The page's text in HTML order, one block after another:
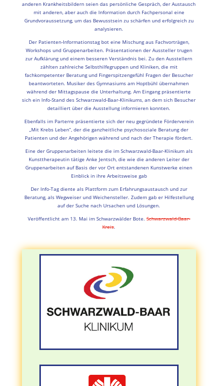
anderen Krankheitsbildern seien das persönliche Gespräch, der Austausch
mit anderen, aber auch die Information durch Fachpersonal eine
Grundvoraussetzung, um das Bewusstsein zu schärfen und erfolgreich zu
analysieren.
Der Patienten-Informationstag bot eine Mischung aus Fachvorträgen,
Workshops und Gruppenarbeiten. Präsentationen der Aussteller trugen
zur Aufklärung und einem besseren Verständnis bei. Zu den Ausstellern
zählten zahlreiche Selbsthilfegruppen und Kliniken, die mit
fachkompetenter Beratung und Fingerspitzengefühl Fragen der Besucher
beantworteten. Musiker des Gymnasiums am Hoptbühl übernahmen
während der Mittagspause die Unterhaltung. Am Eingang präsentierte
sich ein Info-Stand des Schwarzwald-Baar-Klinikums, an dem sich Besucher
detailliert über die Ausstellung informieren konnten.
Ebenfalls im Parterre präsentierte sich der neu gegründete Förderverein
„Mit Krebs Leben“, der die ganzheitliche psychosoziale Beratung der
Patienten und der Angehörigen während und nach der Therapie fördert.
Eine der Gruppenarbeiten leitete die im Schwarzwald-Baar-Klinikum als
Kunsttherapeutin tätige Anke Jentsch, die wie die anderen Leiter der
Gruppenarbeiten auf Basis der vor Ort entstandenen Kunstwerke einen
Einblick in ihre Arbeitsweise gab
Der Info-Tag diente als Plattform zum Erfahrungsaustausch und zur
Beratung, als Wegweiser und Weichensteller. Zudem gab er Hilfestellung
auf der Suche nach Ursachen und Lösungen.
Veröffentlicht am 13. Mai im Schwarzwälder Bote. Schwarzwald-Baar-
Kreis.